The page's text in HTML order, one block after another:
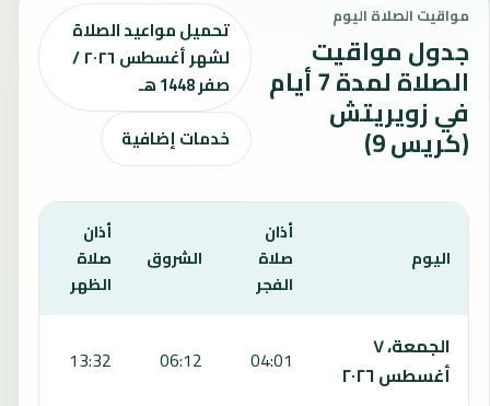
مواقيت الصلاة اليوم
جدول مواقيت
الصلاة لمدة 7 أيام
في زويريتش
(كريس 9)
تحميل مواعيد الصلاة
لشهر أغسطس ٢٠٢٦ /
صفر 1448 هـ
خدمات إضافية
اليوم
أذان
صلاة
الفجر
الشروق
أذان
صلاة
الظهر
الجمعة، ٧
أغسطس ٢٠٢٦
04:01
06:12
13:32